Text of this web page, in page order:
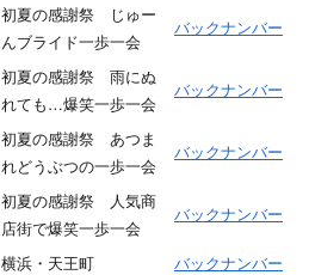
初夏の感謝祭 じゅー
んブライド一歩一会
バックナンバー
初夏の感謝祭 雨にぬ
れても…爆笑一歩一会
バックナンバー
初夏の感謝祭 あつま
れどうぶつの一歩一会
バックナンバー
初夏の感謝祭 人気商
店街で爆笑一歩一会
バックナンバー
横浜・天王町
バックナンバー